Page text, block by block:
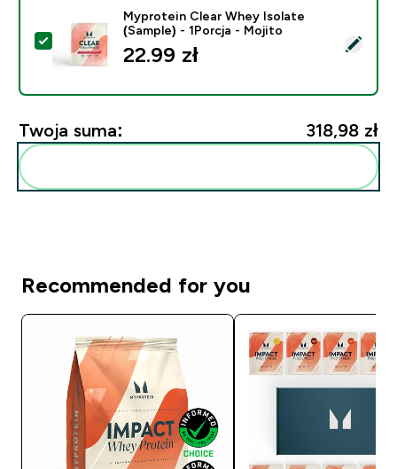
Wybierz ten produkt - Myprotein Clear Whey Isolate
Myprotein Clear Whey Isolate
(Sample) - 1Porcja - Mojito
22.99 zł‎
Twoja suma: 318,98 zł‎
Recommended for you